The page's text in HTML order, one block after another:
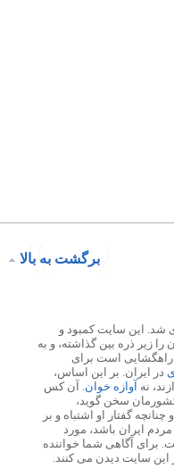
برگشت به بالا
۱۳۸۷ پایه گذاری شد. این سایت کمبود و
زیر ذره بین گذاشته، و به
است برای
در ایران. بر این اساس،
نه آوازه خوان. آن کس
سخن گوید،
گفتار او اشتباه و بر
مردم ایران باشد، مورد
برای آگاهی شما خواننده